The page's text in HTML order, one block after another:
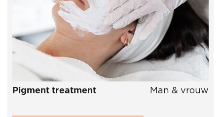
Pigment treatment Man & vrouw